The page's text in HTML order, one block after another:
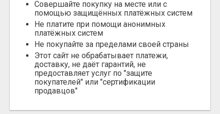
Совершайте покупку на месте или с
помощью защищённых платёжных систем
Не платите при помощи анонимных
платёжных систем
Не покупайте за пределами своей страны
Этот сайт не обрабатывает платежи,
доставку, не даёт гарантий, не
предоставляет услуг по "защите
покупателей" или "сертификации
продавцов"